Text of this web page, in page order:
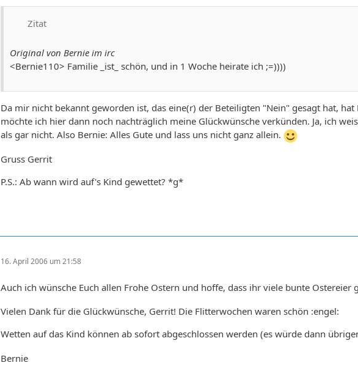
Zitat
Original von Bernie im irc
<Bernie110> Familie _ist_ schön, und in 1 Woche heirate ich ;=))))
Da mir nicht bekannt geworden ist, das eine(r) der Beteiligten "Nein" gesagt hat,
möchte ich hier dann noch nachträglich meine Glückwünsche verkünden. Ja, ich
als gar nicht. Also Bernie: Alles Gute und lass uns nicht ganz allein.
Gruss Gerrit
P.S.: Ab wann wird auf's Kind gewettet? *g*
16. April 2006 um 21:58
Auch ich wünsche Euch allen Frohe Ostern und hoffe, dass ihr viele bunte Ostereier
Vielen Dank für die Glückwünsche, Gerrit! Die Flitterwochen waren schön :engel:
Wetten auf das Kind können ab sofort abgeschlossen werden (es würde dann
Bernie